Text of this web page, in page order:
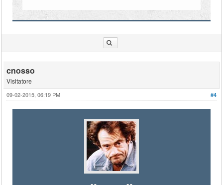
cnosso
Visitatore
#4
09-02-2015, 06:19 PM